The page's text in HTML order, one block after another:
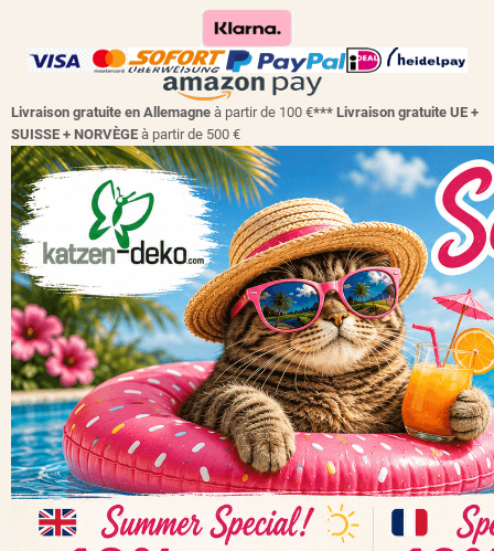
Livraison gratuite en Allemagne à partir de 100 €*** Livraison gratuite UE +
SUISSE + NORVÈGE à partir de 500 €